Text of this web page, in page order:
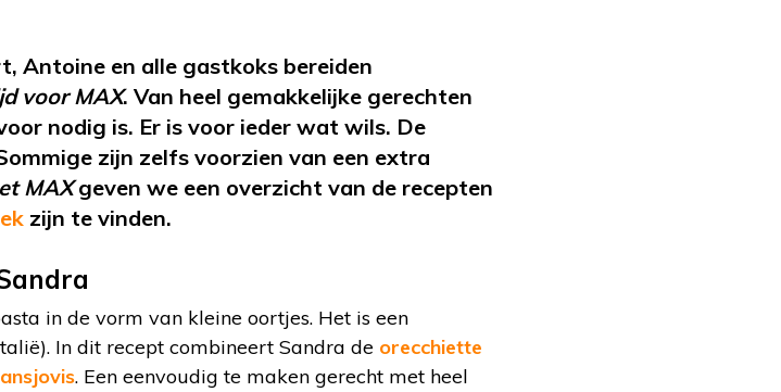
Antoine en alle gastkoks bereiden
voor MAX. Van heel gemakkelijke gerechten
nodig is. Er is voor ieder wat wils. De
zijn zelfs voorzien van een extra
MAXgeven we een overzicht van de recepten
zijn te vinden.
in de vorm van kleine oortjes. Het is een
In dit recept combineert Sandra de orecchiette
. Een eenvoudig te maken gerecht met heel